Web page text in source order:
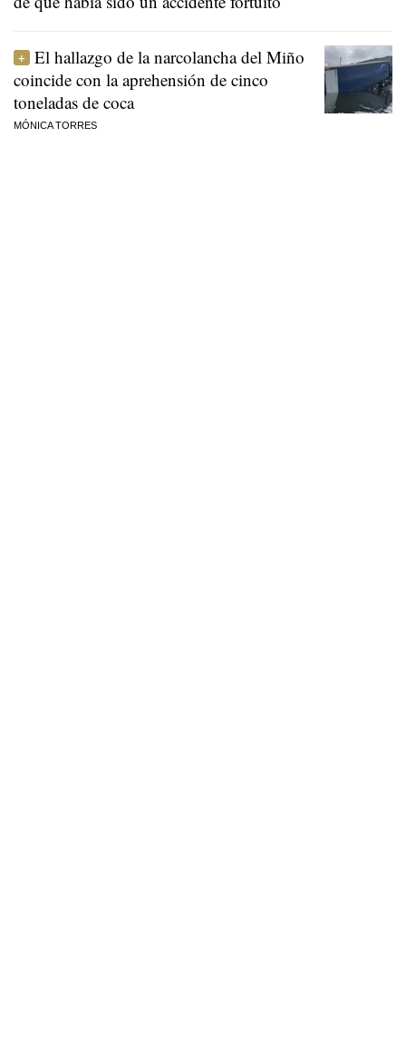
El hallazgo de la narcolancha del Miño
coincide con la aprehensión de cinco
toneladas de coca
MÓNICA TORRES